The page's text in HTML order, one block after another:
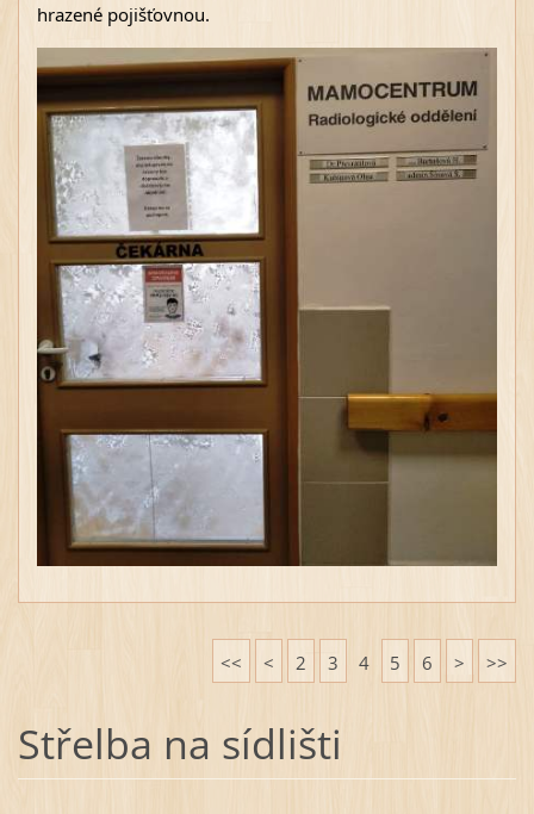
hrazené pojišťovnou.
<< < 2 3 4 5 6 > >>
Střelba na sídlišti